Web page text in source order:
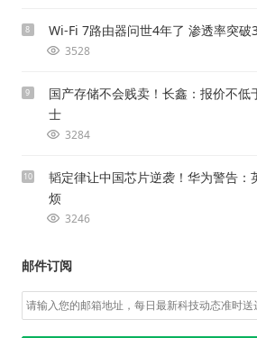
8 Wi-Fi 7路由器问世4年了 渗透率突破
3528
9
国产存储不会贱卖！长鑫：报价不低
士
3284
10
韬定律让中国芯片逆袭！华为警告：
烦
3246
邮件订阅